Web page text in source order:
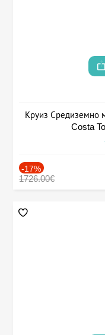
Круиз Средиземно
Costa
-17%
1726.00€